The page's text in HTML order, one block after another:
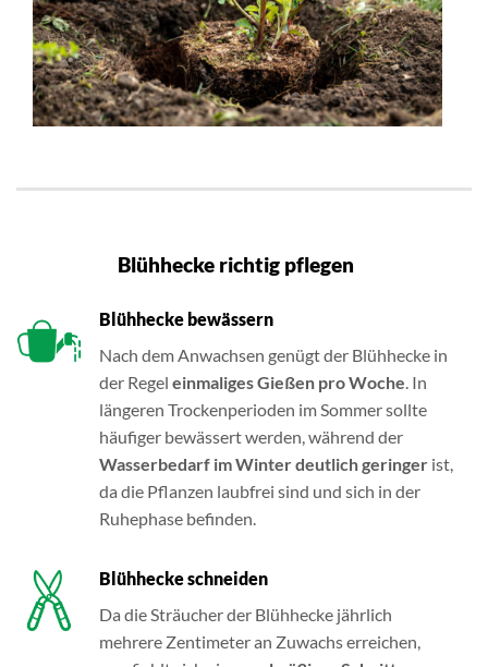
Blühhecke richtig pflegen
Blühhecke bewässern
Nach dem Anwachsen genügt der Blühhecke in
der Regel einmaliges Gießen pro Woche . In
längeren Trockenperioden im Sommer sollte
häufiger bewässert werden, während der
Wasserbedarf im Winter deutlich geringer ist,
da die Pflanzen laubfrei sind und sich in der
Ruhephase befinden.
Blühhecke schneiden
Da die Sträucher der Blühhecke jährlich
mehrere Zentimeter an Zuwachs erreichen,